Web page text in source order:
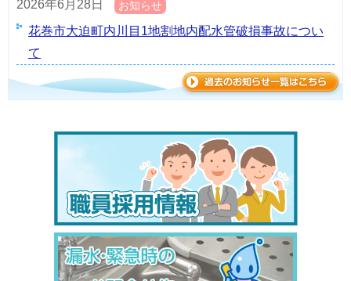
2026年6月28日
お知らせ
花巻市大迫町内川目1地割地内配水管破損事故につい
て